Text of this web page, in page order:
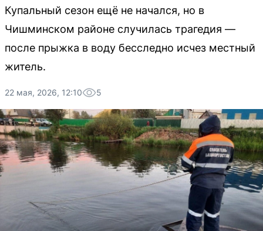
Купальный сезон ещё не начался, но в
Чишминском районе случилась трагедия —
после прыжка в воду бесследно исчез местный
житель.
22 мая, 2026, 12:10 5